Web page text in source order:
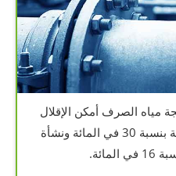
مياه الصرف أمكن الإقلال
من استخدام المواد الكيميائية بنسبة 30 في المائة ونشأة